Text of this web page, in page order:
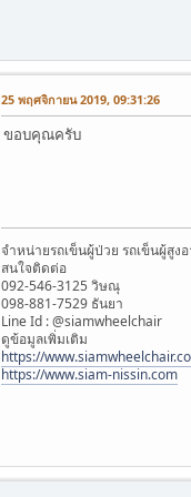
25 พฤศจิกายน 2019, 09:31:26
ขอบคุณครับ
จำหน่ายรถเข็นผู้ป่วย รถเข็นผู้สูง
สนใจติดต่อ
092-546-3125 วิษณุ
098-881-7529 ธันยา
Line Id : @siamwheelchair
ดูข้อมูลเพิ่มเติม
https://
https://www.siam-nissin.com